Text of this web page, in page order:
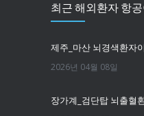
최근 해외환자 항
제주_마산 뇌경색환자
2026년 04월 08일
장가계_검단탑 뇌출혈